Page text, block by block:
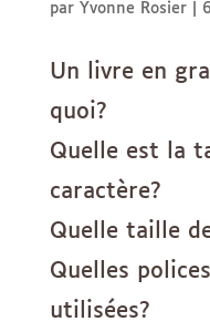
par Yvonne Rosier|
Un livre en
quoi?
Quelle est la
caractère?
Quelle taille
Quelles
utilisées?